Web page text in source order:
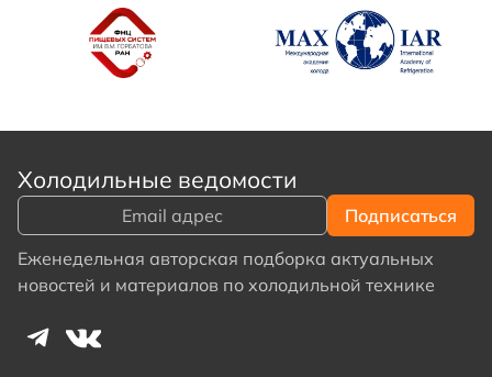
Холодильные ведомости
Еженедельная авторская подборка актуальных
новостей и материалов по холодильной технике